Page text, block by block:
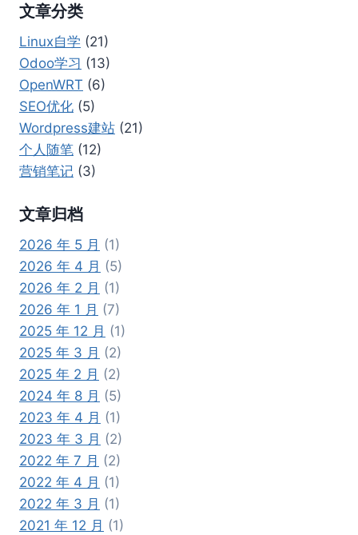
文章分类
Linux自学 (21)
Odoo学习 (13)
OpenWRT (6)
SEO优化 (5)
Wordpress建站 (21)
个人随笔 (12)
营销笔记 (3)
文章归档
2026 年 5 月 (1)
2026 年 4 月 (5)
2026 年 2 月 (1)
2026 年 1 月 (7)
2025 年 12 月 (1)
2025 年 3 月 (2)
2025 年 2 月 (2)
2024 年 8 月 (5)
2023 年 4 月 (1)
2023 年 3 月 (2)
2022 年 7 月 (2)
2022 年 4 月 (1)
2022 年 3 月 (1)
2021 年 12 月 (1)